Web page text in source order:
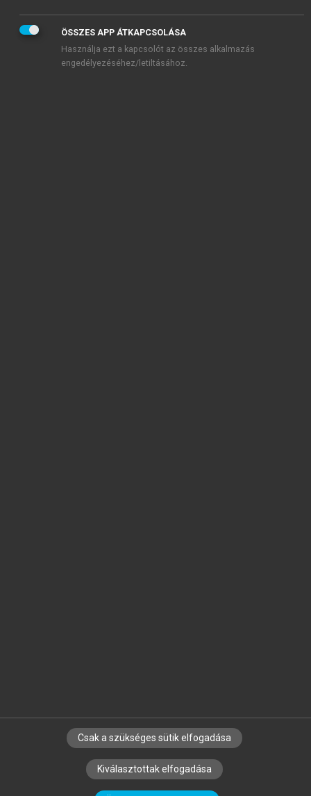
SZERZŐKNEK CÉGEKNEK KÖNYVTÁROSOKNAK
SZERKESZTÉSI ÉS LEKTORÁLÁSI ALAPELVEK
ÖSSZES APP ÁTKAPCSOLÁSA
Használja ezt a kapcsolót az összes alkalmazás
engedélyezéséhez/letiltásához.
Csak a szükséges sütik elfogadása
Kiválasztottak elfogadása